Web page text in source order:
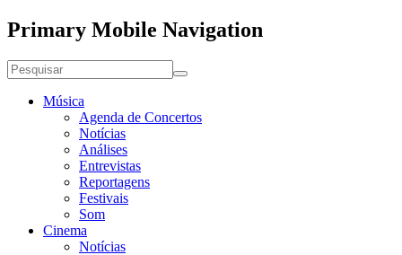
Primary Mobile Navigation
Música
Agenda de Concertos
Notícias
Análises
Entrevistas
Reportagens
Festivais
Som
Cinema
Notícias